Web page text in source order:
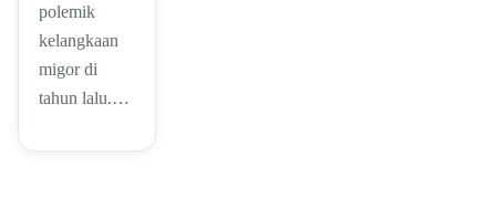
polemik
kelangkaan
migor di
tahun lalu.…